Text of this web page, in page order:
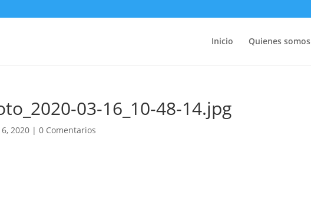
Inicio Quienes somos
03-16_10-48-14.jpg
2020 |0 Comentarios